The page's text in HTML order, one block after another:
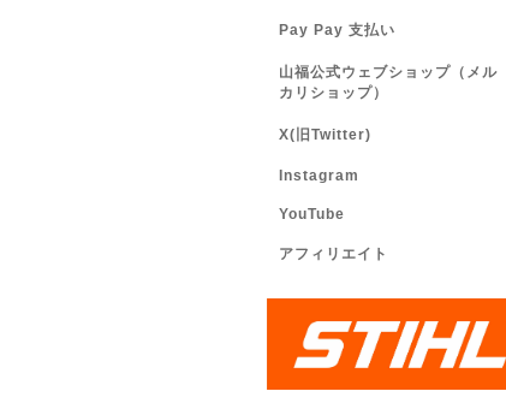
Pay Pay 支払い
山福公式ウェブショップ（メル
カリショップ）
X(旧Twitter)
Instagram
YouTube
アフィリエイト